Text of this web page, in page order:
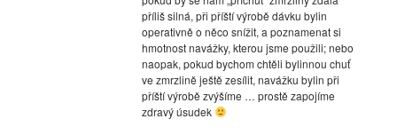
příliš silná, při příští výrobě dávku bylin
operativně o něco snížit, a poznamenat si
hmotnost navážky, kterou jsme použili; nebo
naopak, pokud bychom chtěli bylinnou chuť
ve zmrzlině ještě zesílit, navážku bylin při
příští výrobě zvýšíme … prostě zapojíme
zdravý úsudek